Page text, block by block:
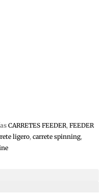
CARRETES FEEDER, FEEDER
ligero, carrete spinning,